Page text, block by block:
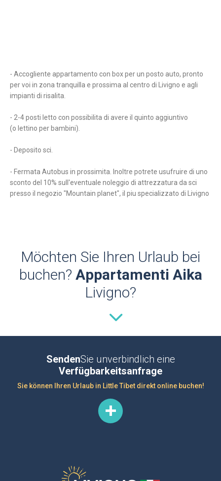
- Accogliente appartamento con box per un posto auto, pronto
per voi in zona tranquilla e prossima al centro di Livigno e agli
impianti di risalita.
- 2-4 posti letto con possibilita di avere il quinto aggiuntivo
(o lettino per bambini).
- Deposito sci.
- Fermata Autobus in prossimita. Inoltre potrete usufruire di uno
sconto del 10% sull'eventuale noleggio di attrezzatura da sci
presso il negozio "Mountain planet", il piu specializzato di Livigno
Möchten Sie Ihren Urlaub bei
buchen? Appartamenti Aika
Livigno?
SendenSie unverbindlich eine
Verfügbarkeitsanfrage
Sie können Ihren Urlaub in Little Tibet direkt online buchen!